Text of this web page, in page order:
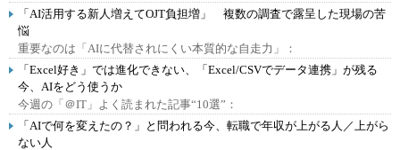
「AI活用する新人増えてOJT負担増」 複数の調査で露呈した現場の苦
悩
重要なのは「AIに代替されにくい本質的な自走力」：
「Excel好き」では進化できない、「Excel/CSVでデータ連携」が残る
今、AIをどう使うか
今週の「＠IT」よく読まれた記事“10選”：
「AIで何を変えたの？」と問われる今、転職で年収が上がる人／上がら
ない人